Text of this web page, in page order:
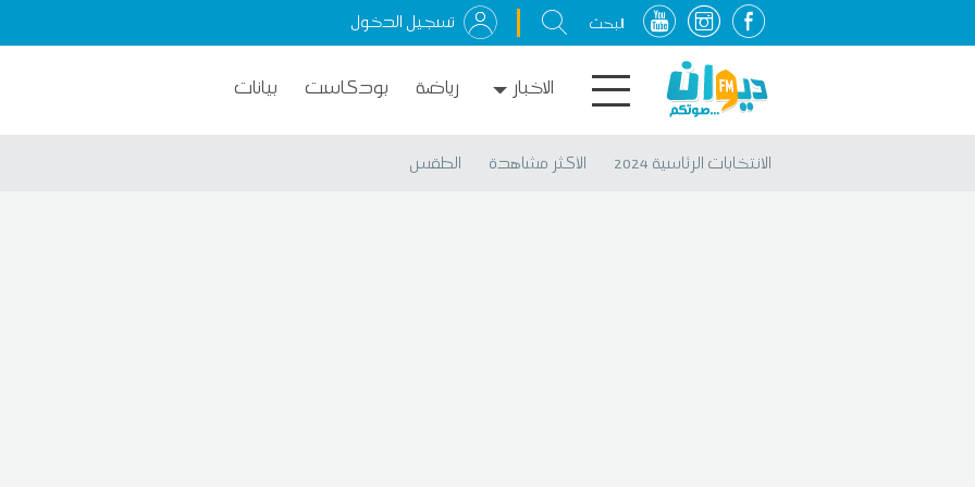
تسجيل الدخول
الاخبار رياضة بودكاست بيانات
الانتخابات الرئاسية 2024 الأكثر مشاهدة الطقس